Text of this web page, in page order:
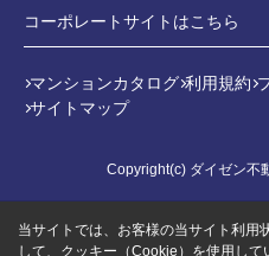
コーポレートサイトはこちら
マンションカタログ 利用規約
サイトマップ
Copyright(c) ダイゼン不
当サイトでは、お客様の当サイト利用
して、クッキー（Cookie）を使用して